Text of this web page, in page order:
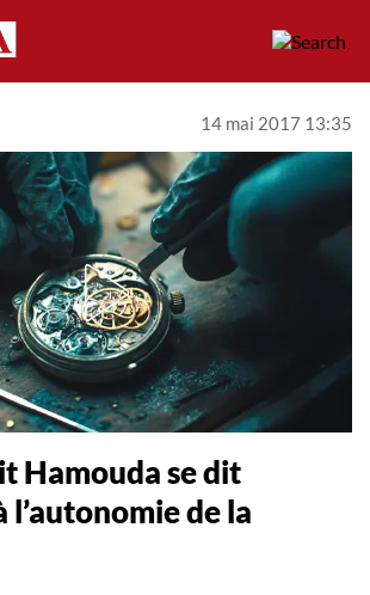
14 mai 2017 13:35
Hamouda se dit
l’autonomie de la